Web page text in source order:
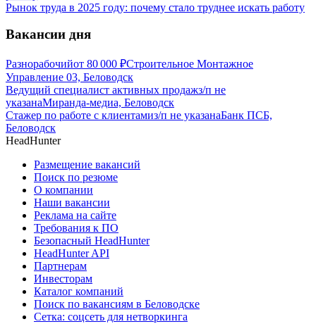
Рынок труда в 2025 году: почему стало труднее искать работу
Вакансии дня
Разнорабочийот 80 000 ₽Строительное Монтажное
Управление 03, Беловодск
Ведущий специалист активных продажз/п не
указанаМиранда-медиа, Беловодск
Стажер по работе с клиентамиз/п не указанаБанк ПСБ,
Беловодск
HeadHunter
Размещение вакансий
Поиск по резюме
О компании
Наши вакансии
Реклама на сайте
Требования к ПО
Безопасный HeadHunter
HeadHunter API
Партнерам
Инвесторам
Каталог компаний
Поиск по вакансиям в Беловодске
Сетка: соцсеть для нетворкинга